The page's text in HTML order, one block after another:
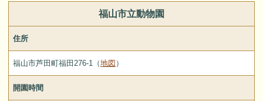
福山市立動物園
住所
福山市芦田町福田276-1（地図 ）
開園時間